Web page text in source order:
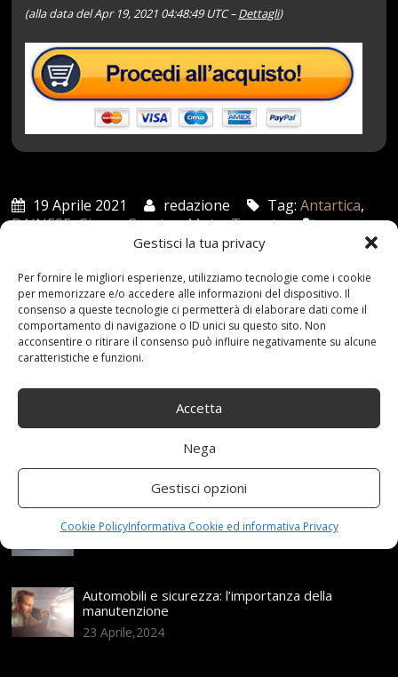
Gestisci la tua privacy
Per fornire le migliori esperienze, utilizziamo tecnologie come i cookie
per memorizzare e/o accedere alle informazioni del dispositivo. Il
consenso a queste tecnologie ci permetterà di elaborare dati come il
comportamento di navigazione o ID unici su questo sito. Non
acconsentire o ritirare il consenso può influire negativamente su alcune
caratteristiche e funzioni.
Accetta
Nega
Gestisci opzioni
Cookie PolicyInformativa Cookie ed informativa Privacy
(alla data del Apr 19, 2021 04:48:49 UTC –Dettagli)
19 Aprile 2021 redazione Tag:Antartica,
DAINESE,Giacca,Goretex,Moto,Tessuto
Articoli recenti
Assicurazione auto e sostituzione lunotto: le cose
Range Rover: un’icona tra i luxury SUV
25 Novembre,2024
Nuova MG ZS Hybrid+: i SUV si fanno ibridi
24 Novembre,2024
Automobili e sicurezza: l’importanza della
manutenzione
23 Aprile,2024